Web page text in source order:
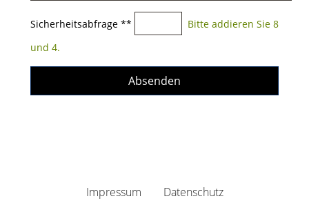
Sicherheitsabfrage **
Bitte addieren Sie 8
und 4.
Absenden
Impressum Datenschutz